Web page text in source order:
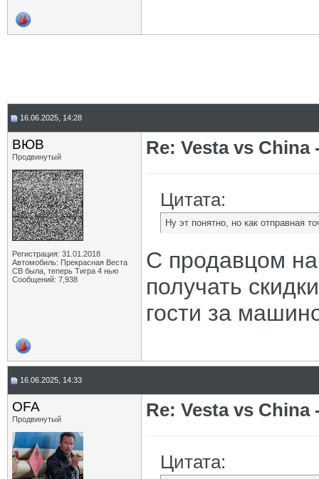
16.06.2025, 14:28
ВЮВ
Продвинутый
Регистрация: 31.01.2018
Автомобиль: Прекрасная Веста
СВ была, теперь Тигра 4 нью
Сообщений: 7,938
Re: Vesta vs China
Цитата:
Ну эт понятно, но как отправная
С продавцом
получать
гости за
16.06.2025, 14:33
OFA
Продвинутый Re: Vesta vs China
Цитата: